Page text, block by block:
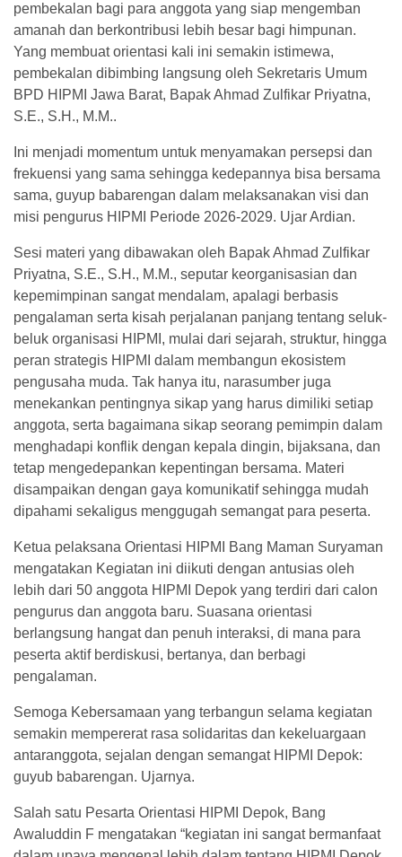
pembekalan bagi para anggota yang siap mengemban
amanah dan berkontribusi lebih besar bagi himpunan.
Yang membuat orientasi kali ini semakin istimewa,
pembekalan dibimbing langsung oleh Sekretaris Umum
BPD HIPMI Jawa Barat, Bapak Ahmad Zulfikar Priyatna,
S.E., S.H., M.M..
Ini menjadi momentum untuk menyamakan persepsi dan
frekuensi yang sama sehingga kedepannya bisa bersama
sama, guyup babarengan dalam melaksanakan visi dan
misi pengurus HIPMI Periode 2026-2029. Ujar Ardian.
Sesi materi yang dibawakan oleh Bapak Ahmad Zulfikar
Priyatna, S.E., S.H., M.M., seputar keorganisasian dan
kepemimpinan sangat mendalam, apalagi berbasis
pengalaman serta kisah perjalanan panjang tentang seluk-
beluk organisasi HIPMI, mulai dari sejarah, struktur, hingga
peran strategis HIPMI dalam membangun ekosistem
pengusaha muda. Tak hanya itu, narasumber juga
menekankan pentingnya sikap yang harus dimiliki setiap
anggota, serta bagaimana sikap seorang pemimpin dalam
menghadapi konflik dengan kepala dingin, bijaksana, dan
tetap mengedepankan kepentingan bersama. Materi
disampaikan dengan gaya komunikatif sehingga mudah
dipahami sekaligus menggugah semangat para peserta.
Ketua pelaksana Orientasi HIPMI Bang Maman Suryaman
mengatakan Kegiatan ini diikuti dengan antusias oleh
lebih dari 50 anggota HIPMI Depok yang terdiri dari calon
pengurus dan anggota baru. Suasana orientasi
berlangsung hangat dan penuh interaksi, di mana para
peserta aktif berdiskusi, bertanya, dan berbagi
pengalaman.
Semoga Kebersamaan yang terbangun selama kegiatan
semakin mempererat rasa solidaritas dan kekeluargaan
antaranggota, sejalan dengan semangat HIPMI Depok:
guyub babarengan. Ujarnya.
Salah satu Pesarta Orientasi HIPMI Depok, Bang
Awaluddin F mengatakan “kegiatan ini sangat bermanfaat